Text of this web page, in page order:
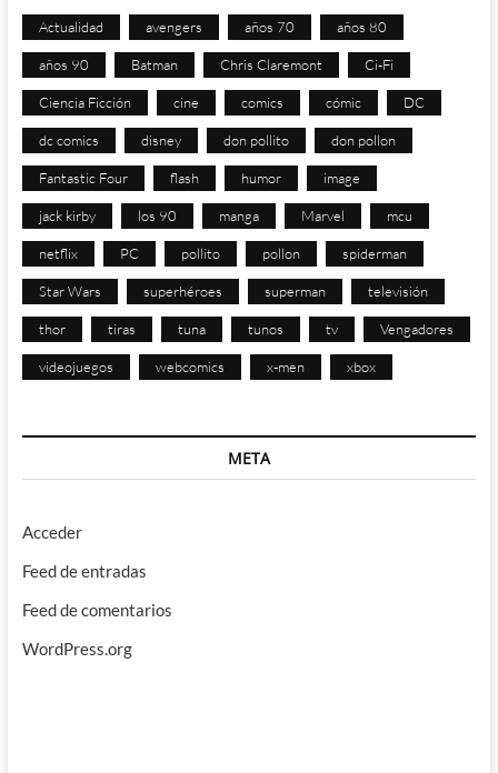
Actualidad avengers años 70 años 80
años 90 Batman Chris Claremont Ci-Fi
Ciencia Ficción cine comics cómic DC
dc comics disney don pollito don pollon
Fantastic Four flash humor image
jack kirby los 90 manga Marvel mcu
netflix PC pollito pollon spiderman
Star Wars superhéroes superman televisión
thor tiras tuna tunos tv Vengadores
videojuegos webcomics x-men xbox
META
Acceder
Feed de entradas
Feed de comentarios
WordPress.org